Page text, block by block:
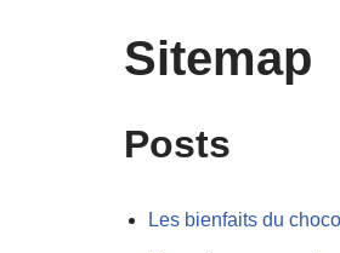
Sitemap
Posts
Les bienfaits du